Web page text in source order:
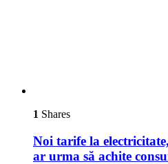
1 Shares
Noi tarife la
ar urma să achite